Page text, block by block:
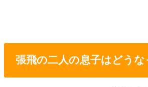
張飛の二人の息子はどうな